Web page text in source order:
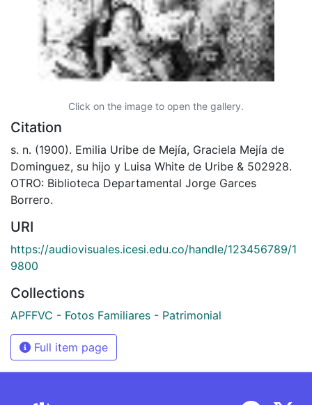
Click on the image to open the gallery.
Citation
s. n. (1900). Emilia Uribe de Mejía, Graciela Mejía de
Dominguez, su hijo y Luisa White de Uribe & 502928.
OTRO: Biblioteca Departamental Jorge Garces
Borrero.
URI
https://audiovisuales.icesi.edu.co/handle/123456789/1
9800
Collections
APFFVC - Fotos Familiares - Patrimonial
Full item page